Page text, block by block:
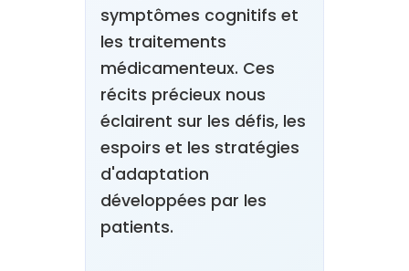
symptômes cognitifs et
les traitements
médicamenteux. Ces
récits précieux nous
éclairent sur les défis, les
espoirs et les stratégies
d'adaptation
développées par les
patients.